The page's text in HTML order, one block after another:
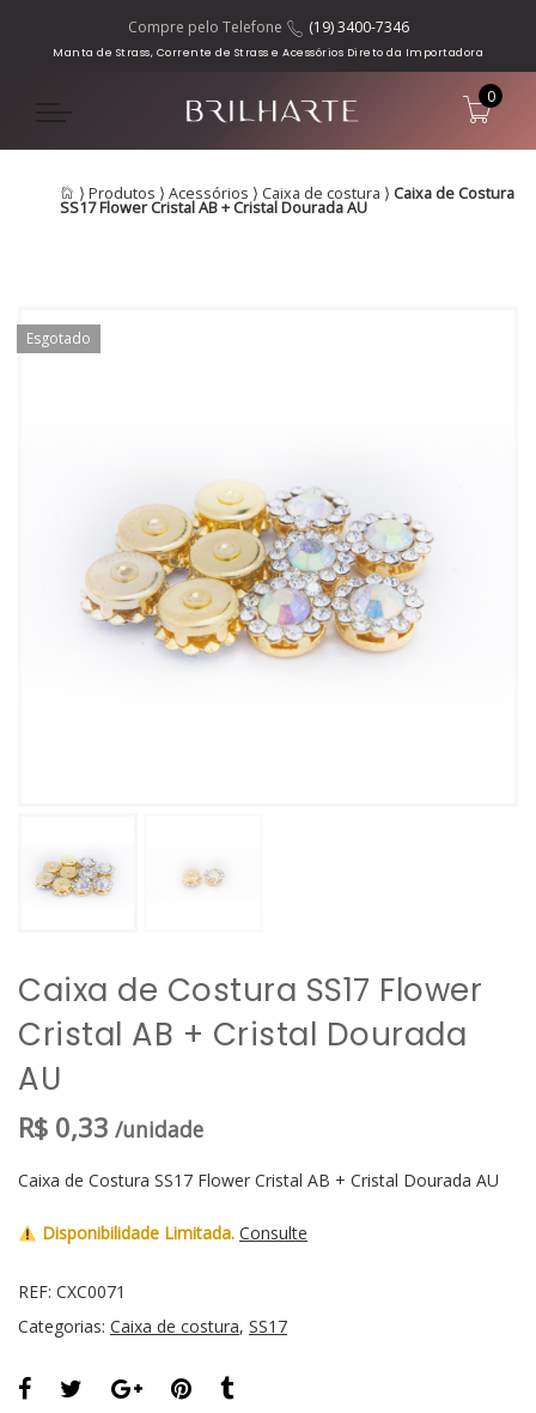
Compre pelo Telefone (19) 3400-7346
Manta de Strass, Corrente de Strass e Acessórios Direto da Importadora
0
⟩ Produtos ⟩ Acessórios ⟩ Caixa de costura ⟩ Caixa de Costura
SS17 Flower Cristal AB + Cristal Dourada AU
Esgotado
Caixa de Costura SS17 Flower
Cristal AB + Cristal Dourada
AU
R$ 0,33 /unidade
Caixa de Costura SS17 Flower Cristal AB + Cristal Dourada AU
Disponibilidade Limitada. Consulte
REF: CXC0071
Categorias: Caixa de costura, SS17